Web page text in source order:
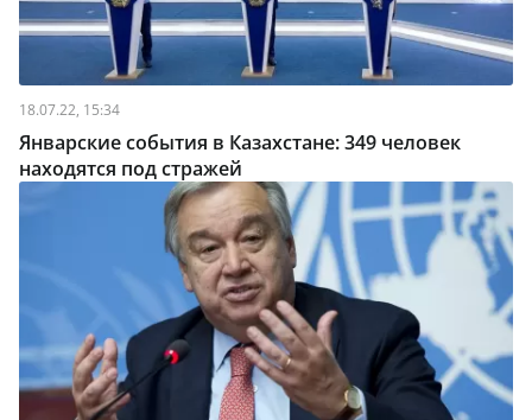
18.07.22, 15:34
Январские события в Казахстане: 349 человек
находятся под стражей